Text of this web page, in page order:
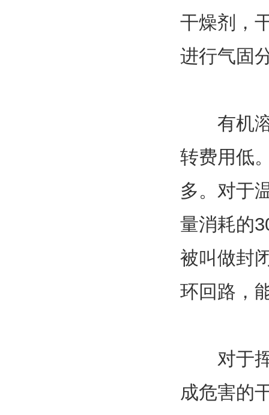
干燥剂，
进行气固
有机溶
转费用低
多。对于
量消耗的
被叫做封
环回路，
对于挥
成危害的